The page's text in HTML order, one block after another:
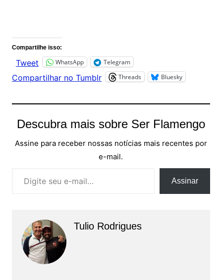
Compartilhe isso:
Tweet WhatsApp Telegram
Compartilhar no Tumblr Threads Bluesky
Descubra mais sobre Ser Flamengo
Assine para receber nossas notícias mais recentes por
e-mail.
Assinar
Tulio Rodrigues